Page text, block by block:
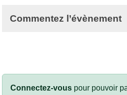
Commentez l’évènement
Connectez-vous pour pouvoir